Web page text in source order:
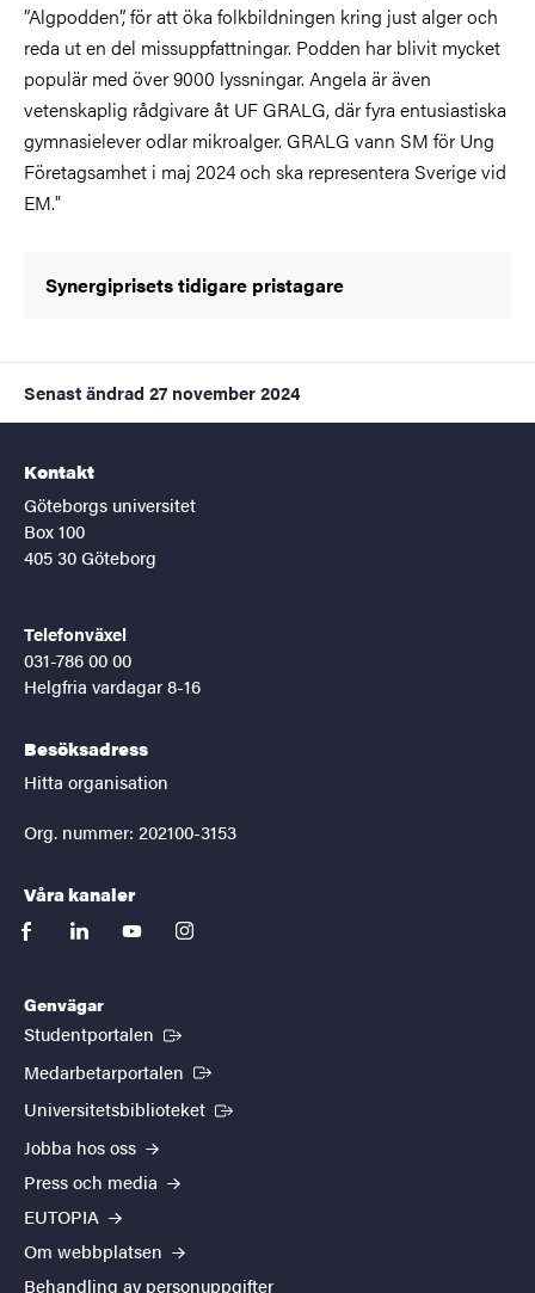
”Algpodden”, för att öka folkbildningen kring just alger och
reda ut en del missuppfattningar. Podden har blivit mycket
populär med över 9000 lyssningar. Angela är även
vetenskaplig rådgivare åt UF GRALG, där fyra entusiastiska
gymnasielever odlar mikroalger. GRALG vann SM för Ung
Företagsamhet i maj 2024 och ska representera Sverige vid
EM."
Synergiprisets tidigare pristagare
Senast ändrad 27 november 2024
Kontakt
Göteborgs universitet
Box 100
405 30 Göteborg
Telefonväxel
031-786 00 00
Helgfria vardagar 8-16
Besöksadress
Hitta organisation
Org. nummer: 202100-3153
Våra kanaler
facebooklinkedinyoutubeinstagram
Genvägar
Studentportalen (Extern länk)
Medarbetarportalen (Extern länk)
Universitetsbiblioteket (Extern länk)
Jobba hos oss
Press och media
EUTOPIA
Om webbplatsen
Behandling av personuppgifter